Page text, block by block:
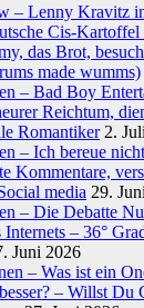
– Lenny Kravitz
Cis-Kartoffel
das Brot,
made wumms)
– Bad Boy
Reichtum,
Romantiker 2.
– Ich bereue
Kommentare,
media 29.
– Die Debatte
Internets – 36°
Juni 2026
– Was ist ein
– Willst Du